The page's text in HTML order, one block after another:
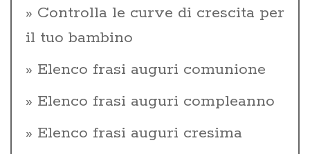
Controlla le curve di crescita per
il tuo bambino
Elenco frasi auguri comunione
Elenco frasi auguri compleanno
Elenco frasi auguri cresima